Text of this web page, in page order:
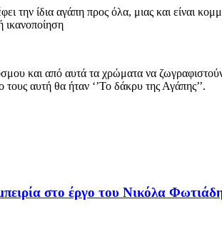
την ίδια αγάπη προς όλα, μιας και είναι
ικανοποίηση
και από αυτά τα χρώματα να
αυτή θα ήταν ‘’Το δάκρυ της Αγάπης’’.
στο έργο του Νικόλα